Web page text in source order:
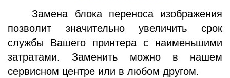
Замена блока переноса изображения
позволит значительно увеличить срок
службы Вашего принтера с наименьшими
затратами. Заменить можно в нашем
сервисном центре или в любом другом.